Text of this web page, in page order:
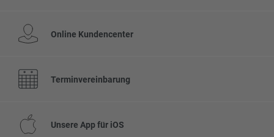
Online Kundencenter
Terminvereinbarung
Unsere App für iOS